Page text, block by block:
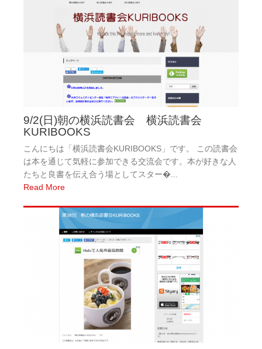
9/2(日)朝の横浜読書会 横浜読書会
KURIBOOKS
こんにちは「横浜読書会KURIBOOKS」です。 この読書会
は本を通じて気軽に参加できる交流会です。本が好きな人
たちと良書を伝え合う場としてスター�...
Read More